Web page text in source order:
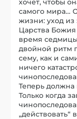
хочет, чтобы
самого мира…
жизни: уход из
Царства
время
двойной ритм
сему, как и
ничего
Теперь должна
Только когда
„действовать“